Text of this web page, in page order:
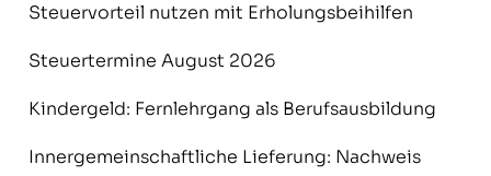
Steuervorteil nutzen mit Erholungsbeihilfen
Steuertermine August 2026
Kindergeld: Fernlehrgang als Berufsausbildung
Innergemeinschaftliche Lieferung: Nachweis